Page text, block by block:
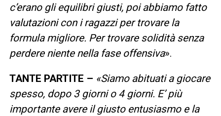
c’erano gli equilibri giusti, poi abbiamo fatto
valutazioni con i ragazzi per trovare la
formula migliore. Per trovare solidità senza
perdere niente nella fase offensiva».
TANTE PARTITE – «Siamo abituati a giocare
spesso, dopo 3 giorni o 4 giorni. E’ più
importante avere il giusto entusiasmo e la